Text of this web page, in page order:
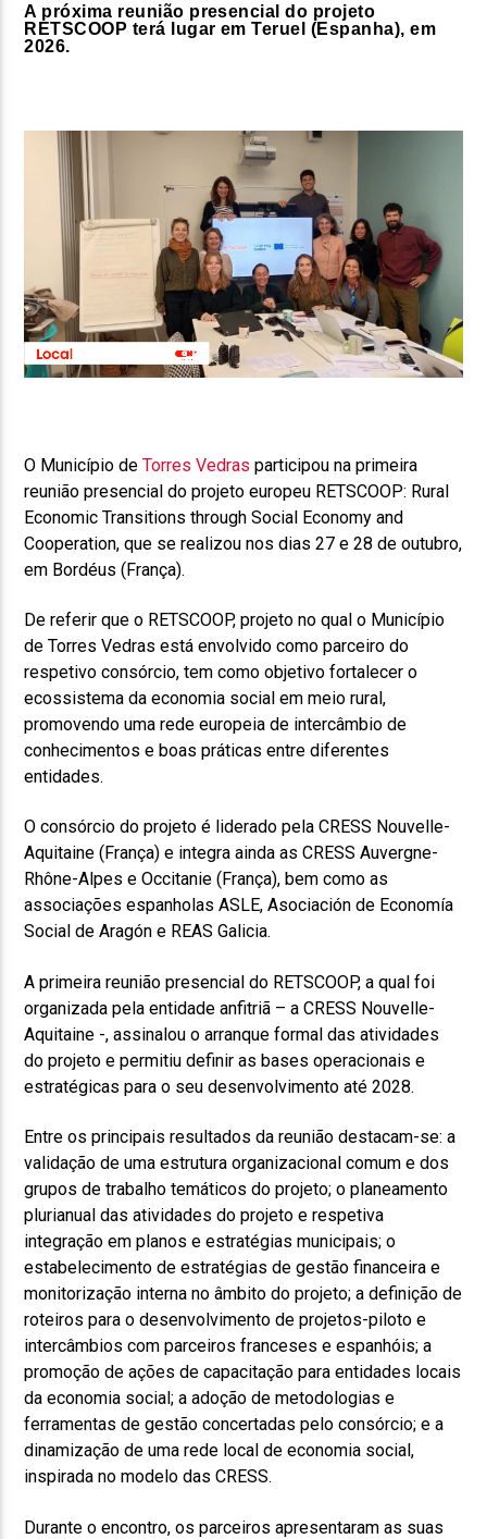
A próxima reunião presencial do projeto
RETSCOOP terá lugar em Teruel (Espanha), em
2026.
O Município de Torres Vedras participou na primeira
reunião presencial do projeto europeu RETSCOOP: Rural
Economic Transitions through Social Economy and
Cooperation, que se realizou nos dias 27 e 28 de outubro,
em Bordéus (França).
De referir que o RETSCOOP, projeto no qual o Município
de Torres Vedras está envolvido como parceiro do
respetivo consórcio, tem como objetivo fortalecer o
ecossistema da economia social em meio rural,
promovendo uma rede europeia de intercâmbio de
conhecimentos e boas práticas entre diferentes
entidades.
O consórcio do projeto é liderado pela CRESS Nouvelle-
Aquitaine (França) e integra ainda as CRESS Auvergne-
Rhône-Alpes e Occitanie (França), bem como as
associações espanholas ASLE, Asociación de Economía
Social de Aragón e REAS Galicia.
A primeira reunião presencial do RETSCOOP, a qual foi
organizada pela entidade anfitriã – a CRESS Nouvelle-
Aquitaine -, assinalou o arranque formal das atividades
do projeto e permitiu definir as bases operacionais e
estratégicas para o seu desenvolvimento até 2028.
Entre os principais resultados da reunião destacam-se: a
validação de uma estrutura organizacional comum e dos
grupos de trabalho temáticos do projeto; o planeamento
plurianual das atividades do projeto e respetiva
integração em planos e estratégias municipais; o
estabelecimento de estratégias de gestão financeira e
monitorização interna no âmbito do projeto; a definição de
roteiros para o desenvolvimento de projetos-piloto e
intercâmbios com parceiros franceses e espanhóis; a
promoção de ações de capacitação para entidades locais
da economia social; a adoção de metodologias e
ferramentas de gestão concertadas pelo consórcio; e a
dinamização de uma rede local de economia social,
inspirada no modelo das CRESS.
Durante o encontro, os parceiros apresentaram as suas